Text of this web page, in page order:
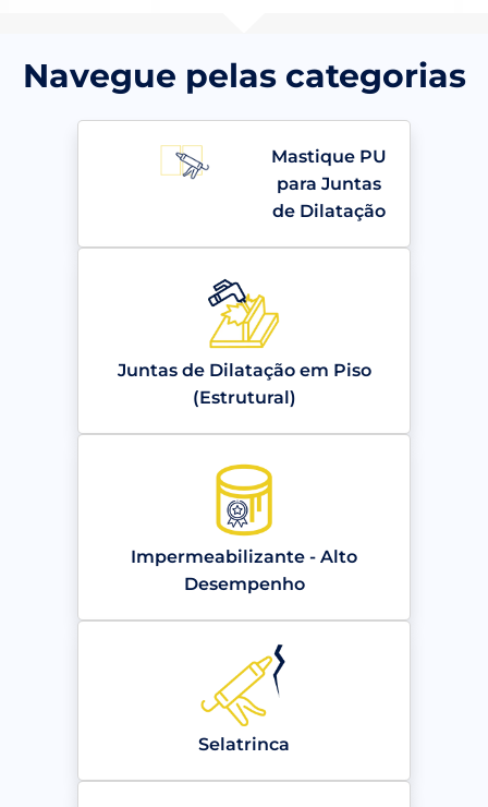
Navegue pelas categorias
Mastique PU
para Juntas
de Dilatação
Juntas de Dilatação em Piso
(Estrutural)
Impermeabilizante - Alto
Desempenho
Selatrinca